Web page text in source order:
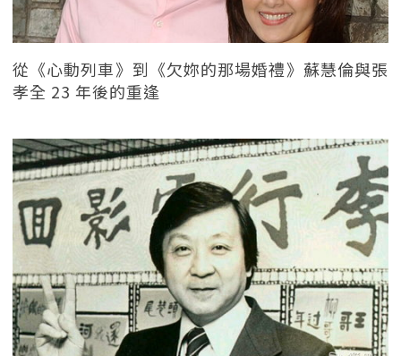
從《心動列車》到《欠妳的那場婚禮》蘇慧倫與張
孝全 23 年後的重逢